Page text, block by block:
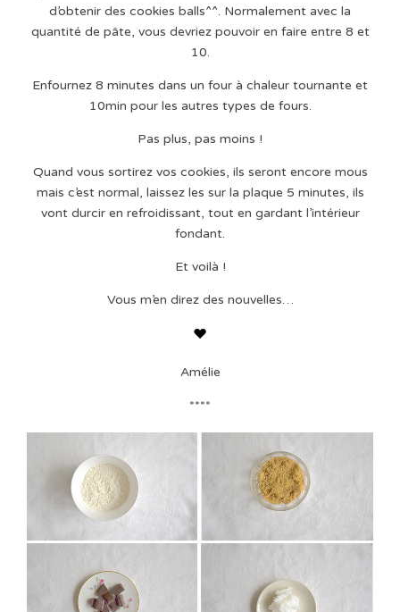
d’obtenir des cookies balls^^. Normalement avec la
quantité de pâte, vous devriez pouvoir en faire entre 8 et
10.
Enfournez 8 minutes dans un four à chaleur tournante et
10min pour les autres types de fours.
Pas plus, pas moins !
Quand vous sortirez vos cookies, ils seront encore mous
mais c’est normal, laissez les sur la plaque 5 minutes, ils
vont durcir en refroidissant, tout en gardant l’intérieur
fondant.
Et voilà !
Vous m’en direz des nouvelles…
Amélie
****